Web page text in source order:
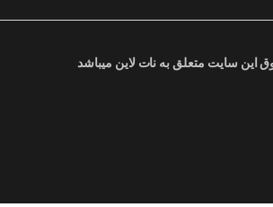
این سایت متعلق به نات لاین میباشد